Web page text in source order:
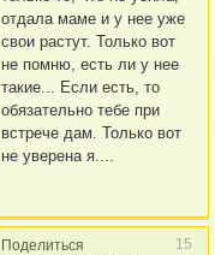
отдала маме и у нее уже
свои растут. Только вот
не помню, есть ли у нее
такие... Если есть, то
обязательно тебе при
встрече дам. Только вот
не уверена я....
Поделиться
15